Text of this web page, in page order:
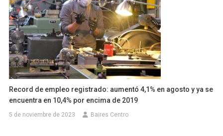
Record de empleo registrado: aumentó 4,1% en agosto y ya se
encuentra en 10,4% por encima de 2019
5 de noviembre de 2023 Baires Centro